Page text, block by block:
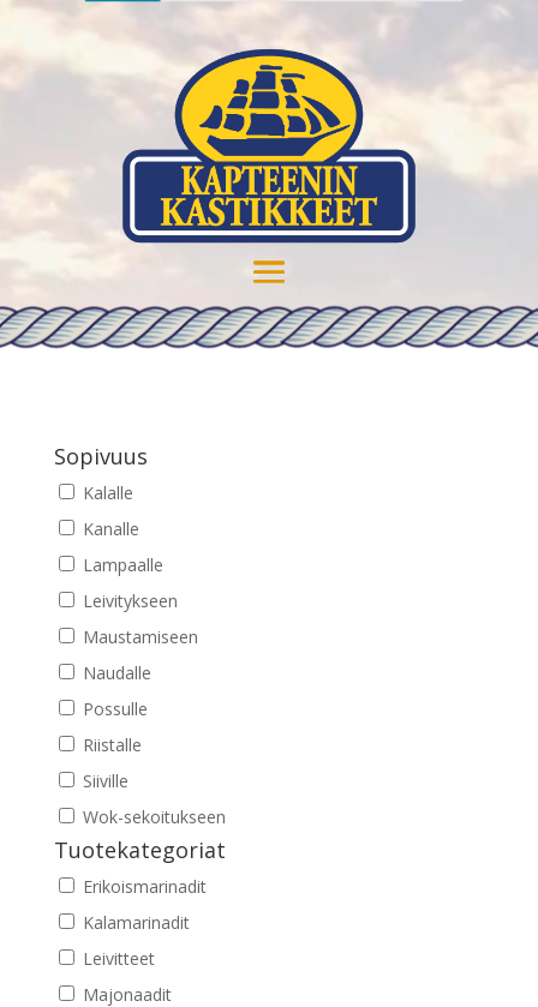
Sopivuus
Kalalle
Kanalle
Lampaalle
Leivitykseen
Maustamiseen
Naudalle
Possulle
Riistalle
Siiville
Wok-sekoitukseen
Tuotekategoriat
Erikoismarinadit
Kalamarinadit
Leivitteet
Majonaadit